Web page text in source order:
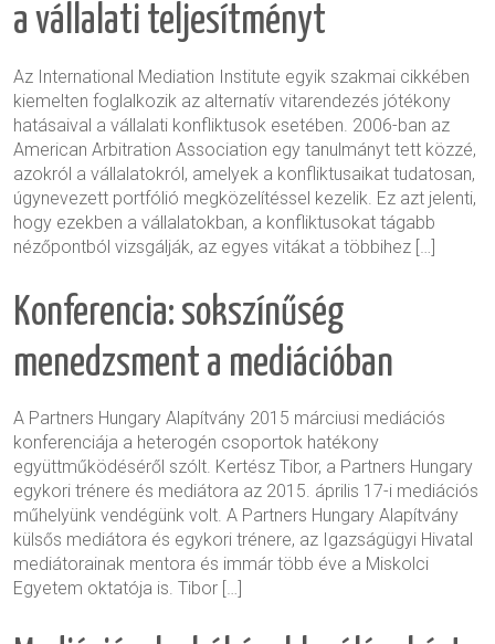
a vállalati teljesítményt
Az International Mediation Institute egyik szakmai cikkében
kiemelten foglalkozik az alternatív vitarendezés jótékony
hatásaival a vállalati konfliktusok esetében. 2006-ban az
American Arbitration Association egy tanulmányt tett közzé,
azokról a vállalatokról, amelyek a konfliktusaikat tudatosan,
úgynevezett portfólió megközelítéssel kezelik. Ez azt jelenti,
hogy ezekben a vállalatokban, a konfliktusokat tágabb
nézőpontból vizsgálják, az egyes vitákat a többihez […]
Konferencia: sokszínűség
menedzsment a mediációban
A Partners Hungary Alapítvány 2015 márciusi mediációs
konferenciája a heterogén csoportok hatékony
együttműködéséről szólt. Kertész Tibor, a Partners Hungary
egykori trénere és mediátora az 2015. április 17-i mediációs
műhelyünk vendégünk volt. A Partners Hungary Alapítvány
külsős mediátora és egykori trénere, az Igazságügyi Hivatal
mediátorainak mentora és immár több éve a Miskolci
Egyetem oktatója is. Tibor […]